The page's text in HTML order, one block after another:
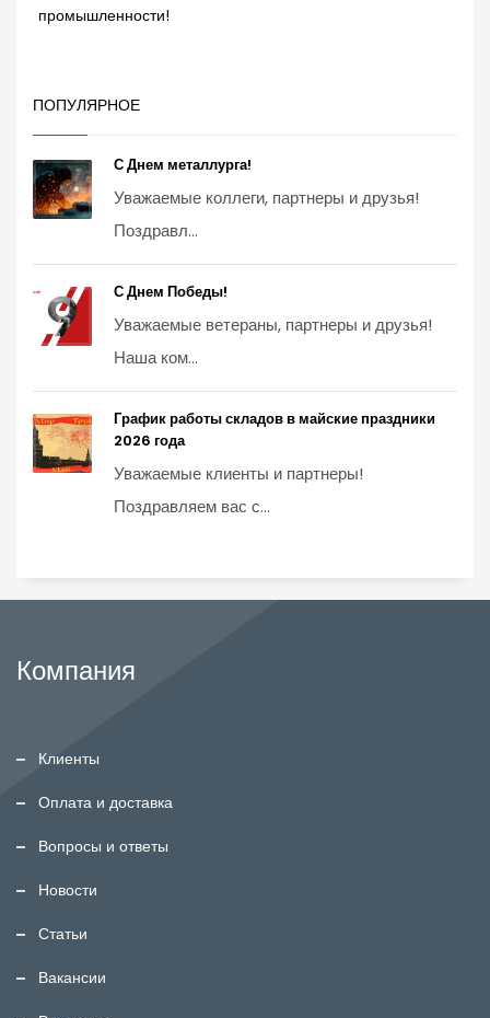
промышленности!
ПОПУЛЯРНОЕ
С Днем металлурга!
Уважаемые коллеги, партнеры и друзья!
Поздравл...
С Днем Победы!
Уважаемые ветераны, партнеры и друзья!
Наша ком...
График работы складов в майские праздники
2026 года
Уважаемые клиенты и партнеры!
Поздравляем вас с...
Компания
Клиенты
Оплата и доставка
Вопросы и ответы
Новости
Статьи
Вакансии